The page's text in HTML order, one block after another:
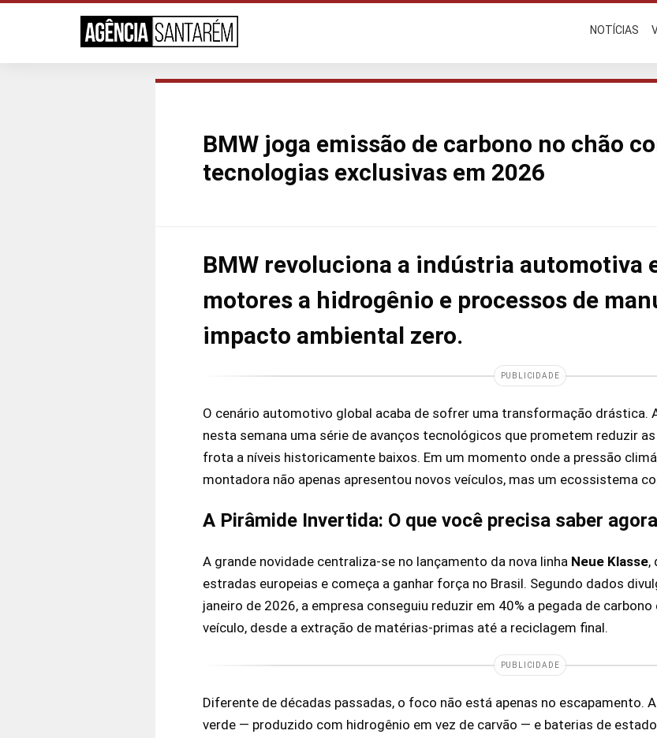
NOTÍCIAS
BMW joga emissão de carbono no chão
tecnologias exclusivas em 2026
BMW revoluciona a indústria automotiva
motores a hidrogênio e processos de
impacto ambiental zero.
PUBLICIDADE
O cenário automotivo global acaba de sofrer uma transformação drástica.
nesta semana uma série de avanços tecnológicos que prometem reduzir
frota a níveis historicamente baixos. Em um momento onde a pressão
montadora não apenas apresentou novos veículos, mas um ecossistema
A Pirâmide Invertida: O que você precisa saber agora
A grande novidade centraliza-se no lançamento da nova linha Neue Klasse,
estradas europeias e começa a ganhar força no Brasil. Segundo dados
janeiro de 2026, a empresa conseguiu reduzir em 40% a pegada de
veículo, desde a extração de matérias-primas até a reciclagem final.
PUBLICIDADE
Diferente de décadas passadas, o foco não está apenas no escapamento.
verde — produzido com hidrogênio em vez de carvão — e baterias de